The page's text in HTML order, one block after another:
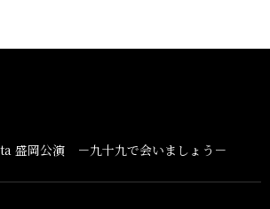
盛岡公演 －九十九で会いましょう－